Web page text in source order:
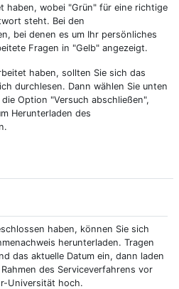
haben, wobei "Grün" für eine richtige
steht. Bei den
bei denen es um Ihr persönliches
Fragen in "Gelb" angezeigt.
haben, sollten Sie sich das
durchlesen. Dann wählen Sie unten
Option "Versuch abschließen",
Herunterladen des
haben, können Sie sich
herunterladen. Tragen
das aktuelle Datum ein, dann laden
des Serviceverfahrens vor
Universität hoch.